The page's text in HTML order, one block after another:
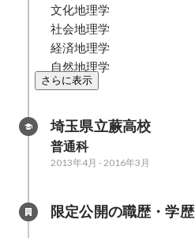
文化地理学
社会地理学
経済地理学
自然地理学
さらに表示
埼玉県立蕨高校
普通科
2013年4月 -2016年3月
限定公開の職歴・学歴